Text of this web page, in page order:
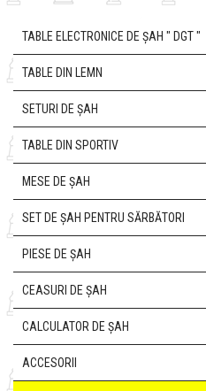
TABLE ELECTRONICE DE ȘAH " DGT "
TABLE DIN LEMN
SETURI DE ȘAH
TABLE DIN SPORTIV
MESE DE ȘAH
SET DE ȘAH PENTRU SĂRBĂTORI
PIESE DE ȘAH
CEASURI DE ȘAH
CALCULATOR DE ȘAH
ACCESORII